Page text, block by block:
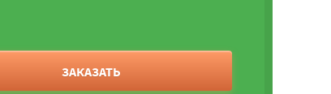
ЗАКАЗАТЬ